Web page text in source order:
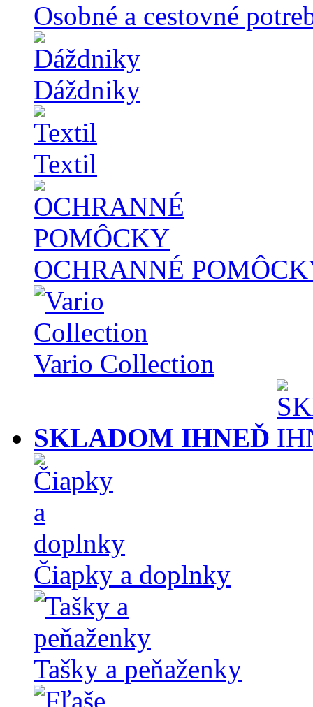
Osobné a cestovné
Dáždniky
Textil
OCHRANNÉ
Vario Collection
SKLADOM IHNEĎ
Čiapky a doplnky
Tašky a peňaženky